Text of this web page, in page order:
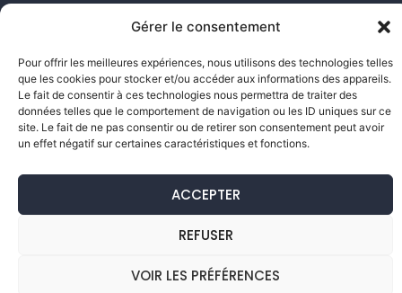
Gérer le consentement
Pour offrir les meilleures expériences, nous utilisons des technologies telles
que les cookies pour stocker et/ou accéder aux informations des appareils.
Le fait de consentir à ces technologies nous permettra de traiter des
données telles que le comportement de navigation ou les ID uniques sur ce
site. Le fait de ne pas consentir ou de retirer son consentement peut avoir
un effet négatif sur certaines caractéristiques et fonctions.
ACCEPTER
REFUSER
VOIR LES PRÉFÉRENCES